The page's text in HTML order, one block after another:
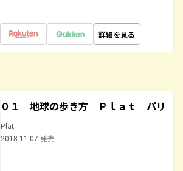
詳細を見る
０１ 地球の歩き方 Ｐｌａｔ パリ
Plat
2018.11.07 発売